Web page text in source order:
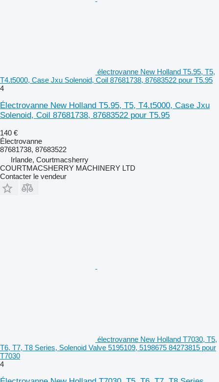
électrovanne New Holland T5.95, T5,
T4.t5000, Case Jxu Solenoid, Coil 87681738, 87683522 pour T5.95
4
Électrovanne New Holland T5.95, T5, T4.t5000, Case Jxu
Solenoid, Coil 87681738, 87683522 pour T5.95
140 €
Électrovanne
87681738, 87683522
Irlande, Courtmacsherry
COURTMACSHERRY MACHINERY LTD
Contacter le vendeur
électrovanne New Holland T7030, T5,
T6, T7, T8 Series, Solenoid Valve 5195109, 5198675 84273815 pour
T7030
4